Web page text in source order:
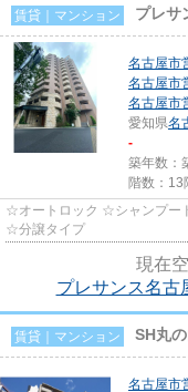
賃貸｜マンション プレサ
名古屋市
名古屋市
名古屋市
愛知県名
-
築年数：
階数：13
☆オートロック ☆シャンプー
☆分譲タイプ
現在
プレサンス名古
賃貸｜マンション SH丸
名古屋市